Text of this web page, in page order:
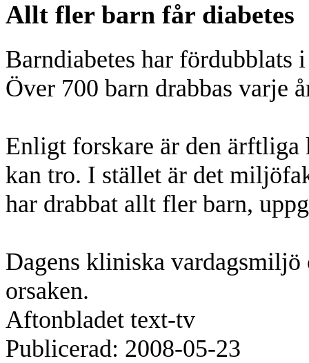
Allt fler barn får diabetes
Barndiabetes har fördubblats
Över 700 barn drabbas varje
Enligt forskare är den ärftliga
kan tro. I stället är det
har drabbat allt fler barn,
Dagens kliniska
orsaken.
Aftonbladet text-tv
Publicerad: 2008-05-23